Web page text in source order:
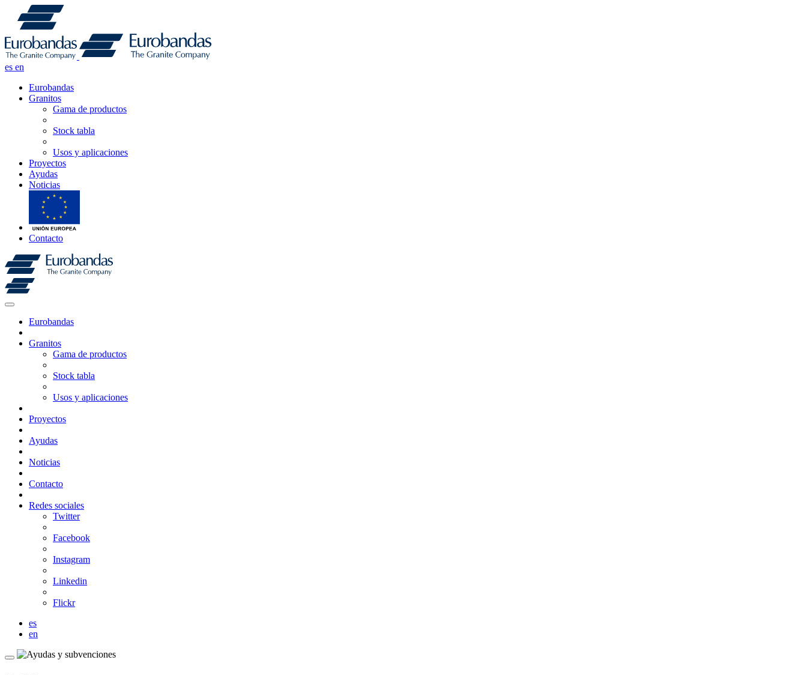
es en
Eurobandas
Granitos
Gama de productos
Stock tabla
Usos y aplicaciones
Proyectos
Ayudas
Noticias
Contacto
Eurobandas
Granitos
Gama de productos
Stock tabla
Usos y aplicaciones
Proyectos
Ayudas
Noticias
Contacto
Redes sociales
Twitter
Facebook
Instagram
Linkedin
Flickr
es
en